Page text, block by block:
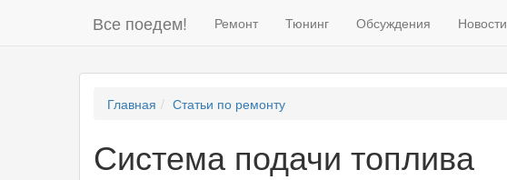
Все поедем! Ремонт Тюнинг Обсуждения Новости
Главная Статьи по ремонту
Система подачи топлива